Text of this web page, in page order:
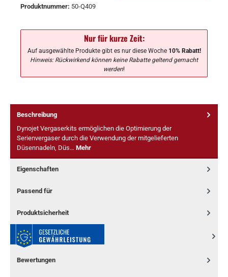
Produktnummer: 50-Q409
Nur für kurze Zeit:
Auf ausgewählte Produkte gibt es nur diese Woche10% Rabatt!
Hinweis: Rückwirkend können keine Rabatte geltend gemacht
werden!
Beschreibung
Dynojet Vergaserkits ermöglichen die Optimierung der
Serienvergaser durch die Verwendung der mitgelieferten
Düsennadeln, Düs… Mehr
Eigenschaften
Passend für
Produktsicherheit
Bewertungen